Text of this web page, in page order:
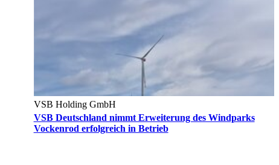
VSB Holding GmbH
VSB Deutschland nimmt Erweiterung des Windparks
Vockenrod erfolgreich in Betrieb